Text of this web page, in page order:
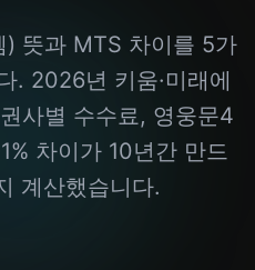
) 뜻과 MTS 차이를 5가
. 2026년 키움·미래에
사별 수수료, 영웅문4
차이가 10년간 만드
계산했습니다.